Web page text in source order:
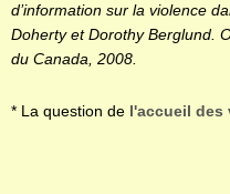
d’information sur la violence
Doherty et Dorothy Berglund.
du Canada, 2008.
* La question de l'accueil des